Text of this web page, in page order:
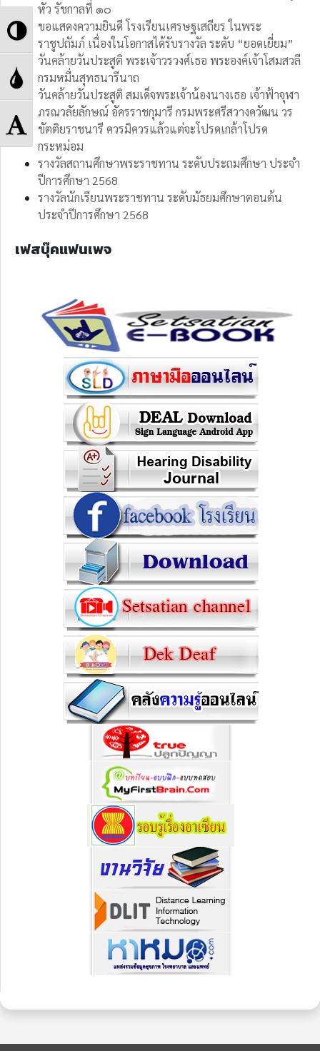
Toggle
High
Contrast
Toggle
Grayscale
Toggle
Font
size
หัว รัชกาลที่ ๑๐
ขอแสดงความยินดี โรงเรียนเศรษฐเสถียร ในพระ
ราชูปถัมภ์ เนื่องในโอกาสได้รับรางวัล ระดับ “ยอดเยี่ยม”
วันคล้ายวันประสูติ พระเจ้าวรวงศ์เธอ พระองค์เจ้าโสมสวลี
กรมหมื่นสุทธนารีนาถ
วันคล้ายวันประสูติ สมเด็จพระเจ้าน้องนางเธอ เจ้าฟ้าจุฬา
ภรณวลัยลักษณ์ อัครราชกุมารี กรมพระศรีสวางควัฒน วร
ขัตติยราชนารี ควรมิควรแล้วแต่จะโปรดเกล้าโปรด
กระหม่อม
รางวัลสถานศึกษาพระราชทาน ระดับประถมศึกษา ประจำ
ปีการศึกษา 2568
รางวัลนักเรียนพระราชทาน ระดับมัธยมศึกษาตอนต้น
ประจำปีการศึกษา 2568
เฟสบุ๊คแฟนเพจ